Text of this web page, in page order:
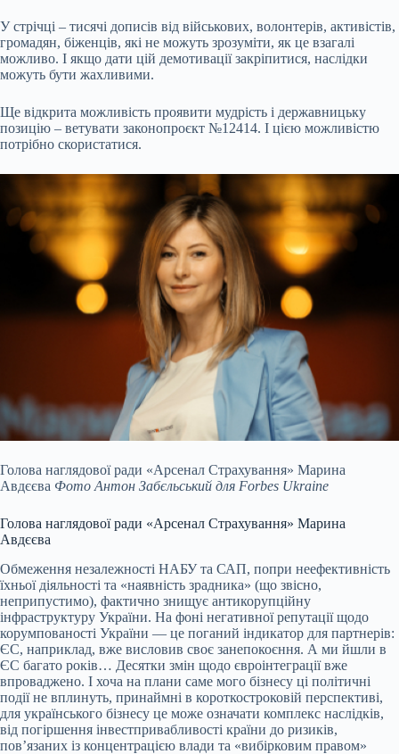
У стрічці – тисячі дописів від військових, волонтерів, активістів,
громадян, біженців, які не можуть зрозуміти, як це взагалі
можливо. І якщо дати цій демотивації закріпитися, наслідки
можуть бути жахливими.
Ще відкрита можливість проявити мудрість і державницьку
позицію – ветувати законопроєкт №12414. І цією можливістю
потрібно скористатися.
Голова наглядової ради «Арсенал Страхування» Марина
Авдєєва Фото Антон Забєльський для Forbes Ukraine
Голова наглядової ради «Арсенал Страхування» Марина
Авдєєва
Обмеження незалежності НАБУ та САП, попри неефективність
їхньої діяльності та «наявність зрадника» (що звісно,
неприпустимо), фактично знищує антикорупційну
інфраструктуру України. На фоні негативної репутації щодо
корумпованості України — це поганий індикатор для партнерів:
ЄС, наприклад, вже висловив своє занепокоєння. А ми йшли в
ЄС багато років… Десятки змін щодо євроінтеграції вже
впроваджено. І хоча на плани саме мого бізнесу ці політичні
події не вплинуть, принаймні в короткостроковій перспективі,
для українського бізнесу це може означати комплекс наслідків,
від погіршення інвестпривабливості країни до ризиків,
повʼязаних із концентрацією влади та «вибірковим правом»